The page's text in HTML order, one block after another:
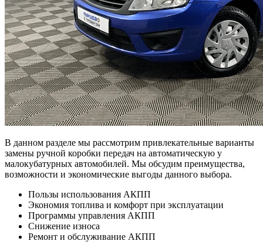
В данном разделе мы рассмотрим привлекательные варианты
замены ручной коробки передач на автоматическую у
малокубатурных автомобилей. Мы обсудим преимущества,
возможности и экономические выгоды данного выбора.
Пользы использования АКПП
Экономия топлива и комфорт при эксплуатации
Программы управления АКПП
Снижение износа
Ремонт и обслуживание АКПП